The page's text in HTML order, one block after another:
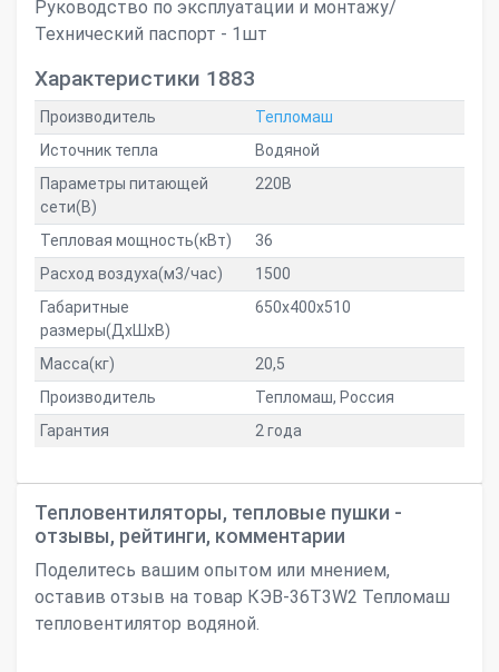
Руководство по эксплуатации и монтажу/
Технический паспорт - 1шт
Характеристики 1883
Производитель
Тепломаш
Источник тепла
Водяной
Параметры питающей
сети(В)
220В
Тепловая мощность(кВт)
36
Расход воздуха(м3/час)
1500
Габаритные
размеры(ДxШxВ)
650x400x510
Масса(кг)
20,5
Производитель
Тепломаш, Россия
Гарантия
2 года
Тепловентиляторы, тепловые пушки -
отзывы, рейтинги, комментарии
Поделитесь вашим опытом или мнением,
оставив отзыв на товар КЭВ-36Т3W2 Тепломаш
тепловентилятор водяной.